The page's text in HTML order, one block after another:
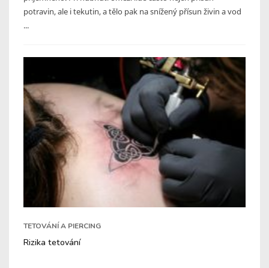
potravin, ale i tekutin, a tělo pak na snížený přísun živin a vod
...
TETOVÁNÍ A PIERCING
Rizika tetování